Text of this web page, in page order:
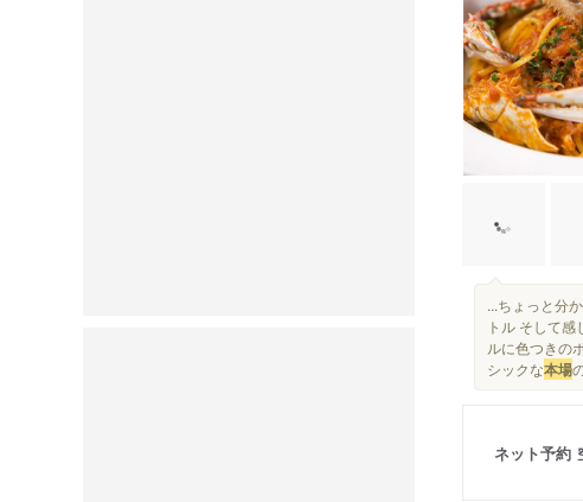
...ちょっと分
トル そして
ルに色つきの
シックな本場
ネット予約